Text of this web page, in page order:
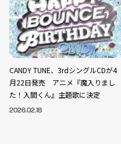
CANDY TUNE、3rdシングルCDが4
月22日発売 アニメ『魔入りまし
た！入間くん』主題歌に決定
2026.02.18